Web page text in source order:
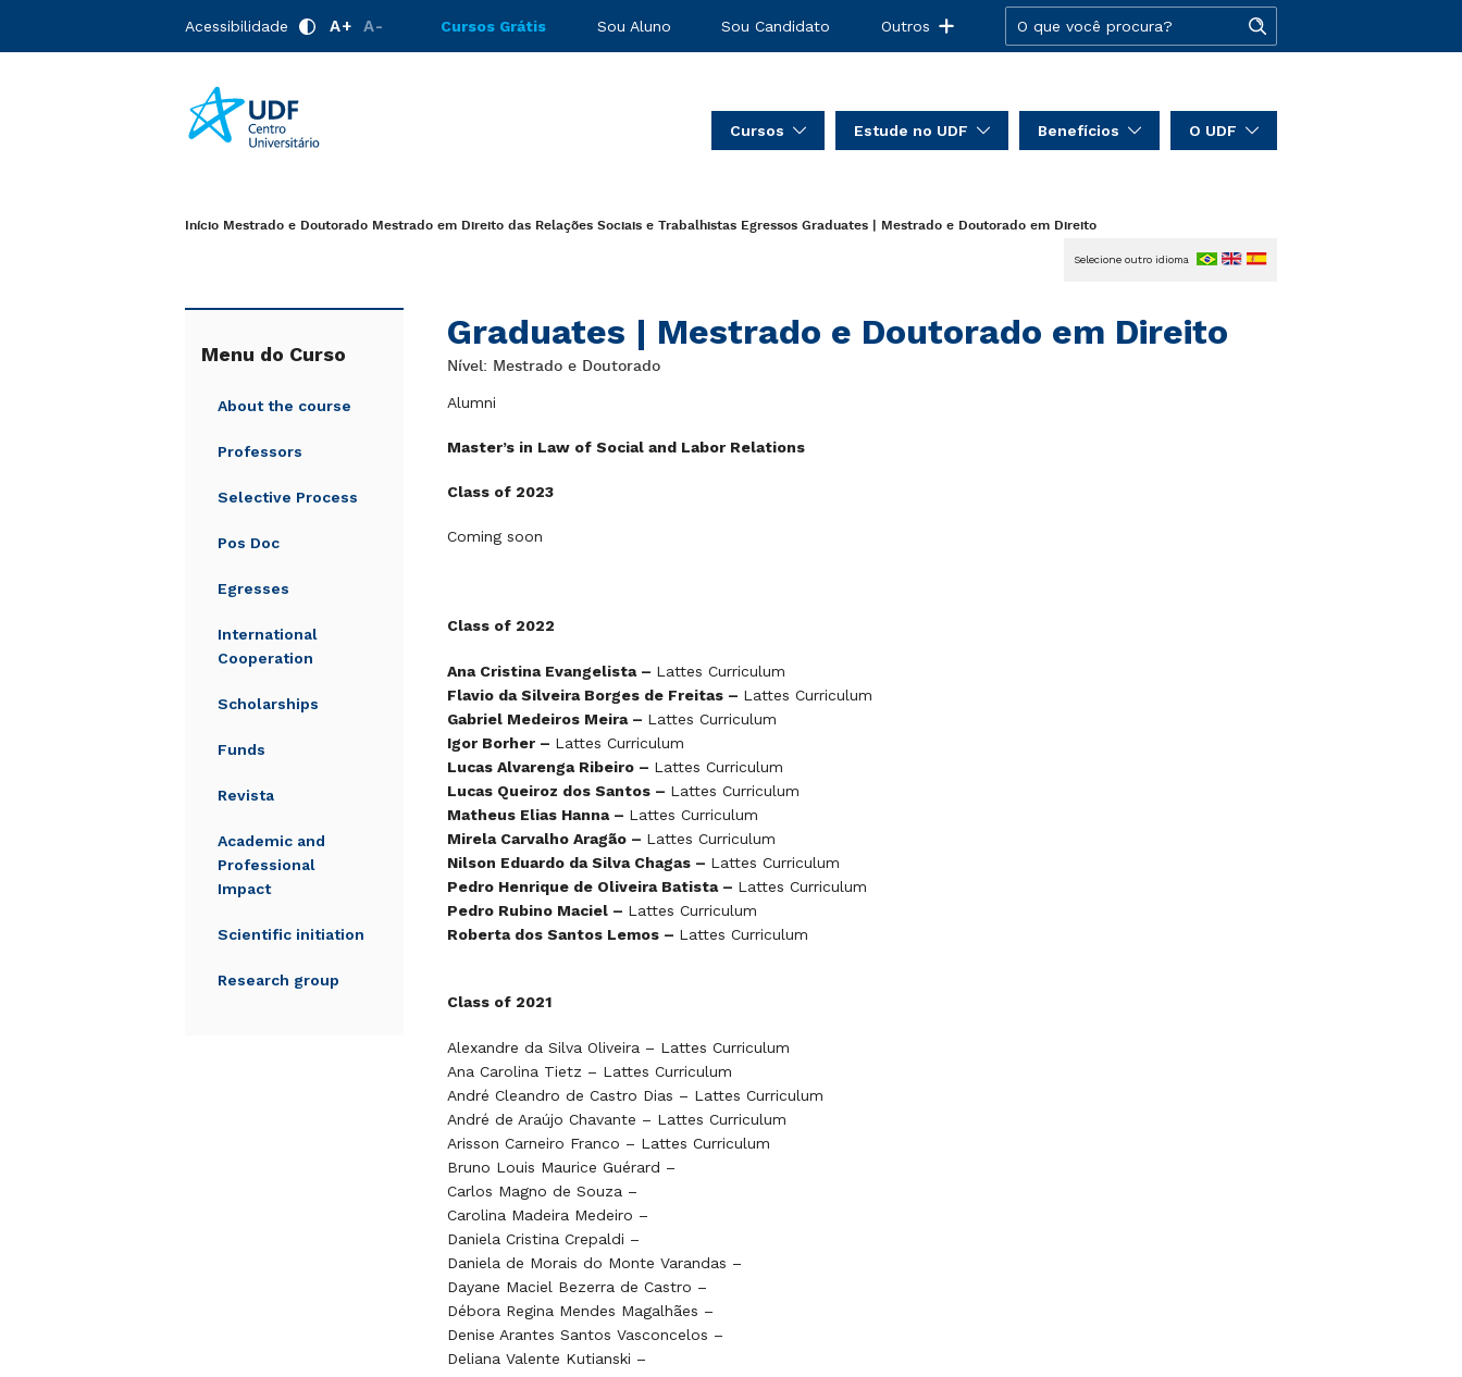
Acessibilidade A+ A- Cursos Grátis Sou Aluno Sou Candidato Outros
Cursos Estude no UDF Benefícios O UDF
Início Mestrado e Doutorado Mestrado em Direito das Relações Sociais e Trabalhistas Egressos Graduates | Mestrado e Doutorado em Direito
Menu do Curso
About the course
Professors
Selective Process
Pos Doc
Egresses
International
Cooperation
Scholarships
Funds
Revista
Academic and
Professional
Impact
Scientific initiation
Research group
Graduates | Mestrado e Doutorado em Direito
Selecione outro idioma
Nível: Mestrado e Doutorado
Alumni
Master’s in Law of Social and Labor Relations
Class of 2023
Coming soon
Class of 2022
Ana Cristina Evangelista – Lattes Curriculum
Flavio da Silveira Borges de Freitas – Lattes Curriculum
Gabriel Medeiros Meira – Lattes Curriculum
Igor Borher – Lattes Curriculum
Lucas Alvarenga Ribeiro – Lattes Curriculum
Lucas Queiroz dos Santos – Lattes Curriculum
Matheus Elias Hanna – Lattes Curriculum
Mirela Carvalho Aragão – Lattes Curriculum
Nilson Eduardo da Silva Chagas – Lattes Curriculum
Pedro Henrique de Oliveira Batista – Lattes Curriculum
Pedro Rubino Maciel – Lattes Curriculum
Roberta dos Santos Lemos – Lattes Curriculum
Class of 2021
Alexandre da Silva Oliveira – Lattes Curriculum
Ana Carolina Tietz – Lattes Curriculum
André Cleandro de Castro Dias – Lattes Curriculum
André de Araújo Chavante – Lattes Curriculum
Arisson Carneiro Franco – Lattes Curriculum
Bruno Louis Maurice Guérard –
Carlos Magno de Souza –
Carolina Madeira Medeiro –
Daniela Cristina Crepaldi –
Daniela de Morais do Monte Varandas –
Dayane Maciel Bezerra de Castro –
Débora Regina Mendes Magalhães –
Denise Arantes Santos Vasconcelos –
Deliana Valente Kutianski –